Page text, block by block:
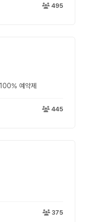
495
예약제
445
375